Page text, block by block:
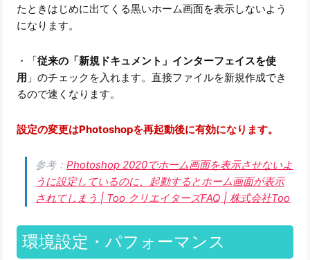
たときはじめに出てくる黒いホーム画面を表示しないよう
になります。
・「従来の「新規ドキュメント」インターフェイスを使
用 」のチェックを入れます。直接ファイルを新規作成でき
るので速くなります。
設定の変更はPhotoshopを再起動後に有効になります。
参考：Photoshop 2020でホーム画面を表示させないよ
うに設定しているのに、起動するとホーム画面が表示
されてしまう | Too クリエイターズFAQ | 株式会社Too
環境設定・パフォーマンス